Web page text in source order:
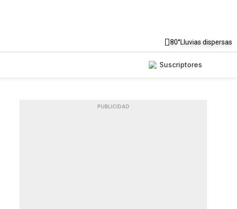
80°Lluvias dispersas
Suscriptores
PUBLICIDAD